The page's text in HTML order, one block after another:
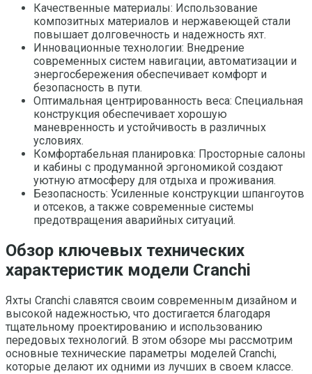
Качественные материалы: Использование
композитных материалов и нержавеющей стали
повышает долговечность и надежность яхт.
Инновационные технологии: Внедрение
современных систем навигации, автоматизации и
энергосбережения обеспечивает комфорт и
безопасность в пути.
Оптимальная центрированность веса: Специальная
конструкция обеспечивает хорошую
маневренность и устойчивость в различных
условиях.
Комфортабельная планировка: Просторные салоны
и кабины с продуманной эргономикой создают
уютную атмосферу для отдыха и проживания.
Безопасность: Усиленные конструкции шпангоутов
и отсеков, а также современные системы
предотвращения аварийных ситуаций.
Обзор ключевых технических
характеристик модели Cranchi
Яхты Cranchi славятся своим современным дизайном и
высокой надежностью, что достигается благодаря
тщательному проектированию и использованию
передовых технологий. В этом обзоре мы рассмотрим
основные технические параметры моделей Cranchi,
которые делают их одними из лучших в своем классе.